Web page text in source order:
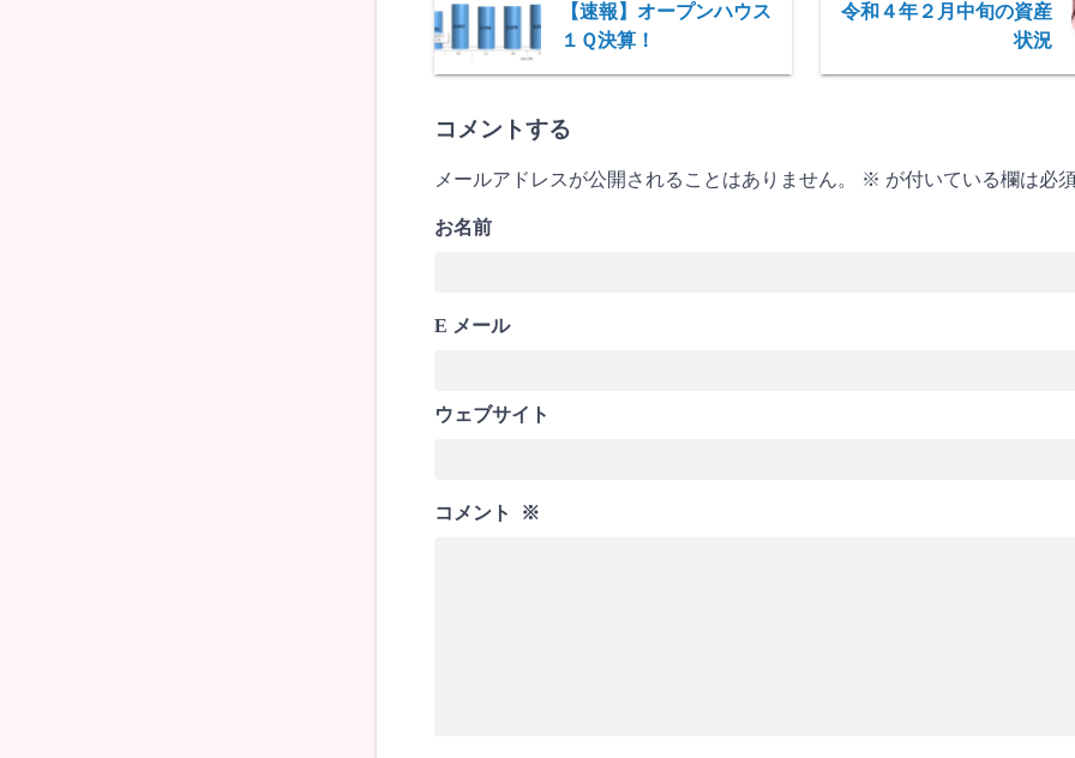
【速報】オープンハウス
１Ｑ決算！
令和４年２月中旬の資産
状況
コメントする
メールアドレスが公開されることはありません。 ※ が付いている欄は必
お名前
E メール
ウェブサイト
コメント ※